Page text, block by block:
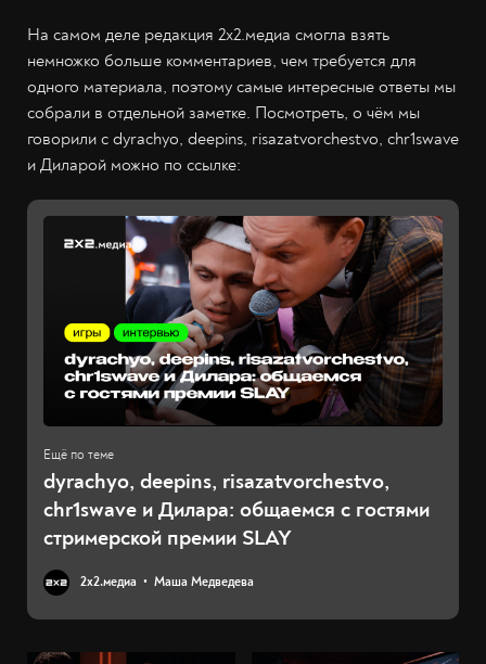
На самом деле редакция 2х2.медиа смогла взять
немножко больше комментариев, чем требуется для
одного материала, поэтому самые интересные ответы мы
собрали в отдельной заметке. Посмотреть, о чём мы
говорили с dуrachyo, deepins, risazatvorchestvo, chr1swave
и Диларой можно по ссылке:
dyrachyo, deepins, risazatvorchestvo,
chr1swave и Дилара: общаемся с гостями
стримерской премии SLAY
2х2.медиа Маша Медведева